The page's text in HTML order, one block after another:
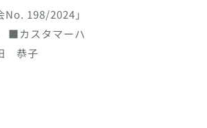
198/2024」
■カスタマーハ
恭子